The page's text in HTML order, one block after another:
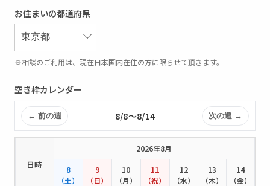
お住まいの都道府県
※相談のご利用は、現在日本国内在住の方に限らせて頂きます。
空き枠カレンダー
← 前の週 8/8〜8/14 次の週 →
日時
2026年8月
8
（土）
9
（日）
10
（月）
11
（祝）
12
（水）
13
（木）
14
（金）